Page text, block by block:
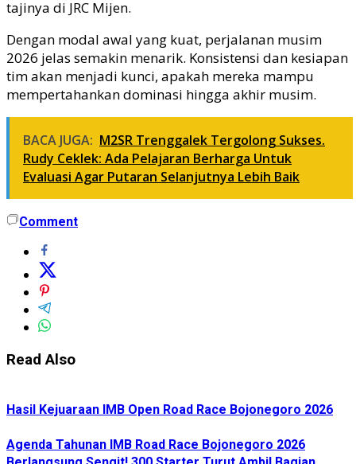
tajinya di JRC Mijen.
Dengan modal awal yang kuat, perjalanan musim
2026 jelas semakin menarik. Konsistensi dan kesiapan
tim akan menjadi kunci, apakah mereka mampu
mempertahankan dominasi hingga akhir musim.
BACA JUGA: M2SR Trenggalek Tergolong Sukses.
Rudy Ceklek: Ada Pelajaran Berharga Untuk
Evaluasi Agar Putaran Selanjutnya Lebih Baik
Comment
Read Also
Hasil Kejuaraan IMB Open Road Race Bojonegoro 2026
Agenda Tahunan IMB Road Race Bojonegoro 2026